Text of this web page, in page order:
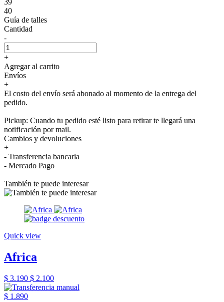
40
Guía de talles
Cantidad
-
+
Agregar al carrito
Envíos
+
El costo del envío será abonado al momento de la entrega del
pedido.
Pickup: Cuando tu pedido esté listo para retirar te llegará una
notificación por mail.
Cambios y devoluciones
+
- Transferencia bancaria
- Mercado Pago
También te puede interesar
Quick view
Africa
$ 3.190 $ 2.100
$ 1.890